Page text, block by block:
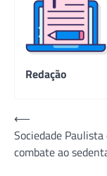
Redação
Navegação
de
Post
⟵
Sociedade
combate ao